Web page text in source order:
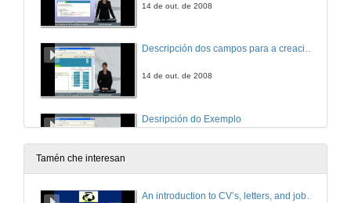
14 de out. de 2008
Descripción dos campos para a creación de Formularios
14 de out. de 2008
Desripción do Exemplo
14 de out. de 2008
Tamén che interesan
An introduction to CV’s, letters, and job searching